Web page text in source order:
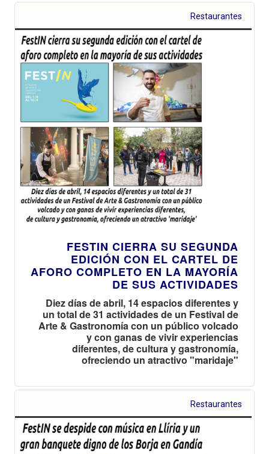
Restaurantes
FESTIN CIERRA SU SEGUNDA
EDICIÓN CON EL CARTEL DE
AFORO COMPLETO EN LA MAYORÍA
DE SUS ACTIVIDADES
Diez días de abril, 14 espacios diferentes y
un total de 31 actividades de un Festival de
Arte & Gastronomía con un público volcado
y con ganas de vivir experiencias
diferentes, de cultura y gastronomía,
ofreciendo un atractivo "maridaje"
Restaurantes